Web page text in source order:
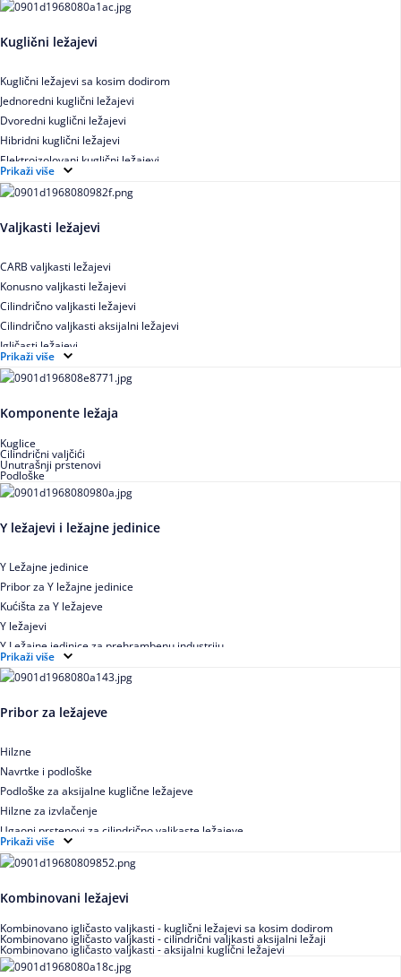
Kuglični ležajevi
Kuglični ležajevi sa kosim dodirom
Jednoredni kuglični ležajevi
Dvoredni kuglični ležajevi
Hibridni kuglični ležajevi
Elektroizolovani kuglični ležajevi
Samopodesivi kuglični ležajevi
Aksijalni kuglični ležajevi
Kuglični ležajevi od nerđajućeg čelika
Prikaži više
Valjkasti ležajevi
CARB valjkasti ležajevi
Konusno valjkasti ležajevi
Cilindrično valjkasti ležajevi
Cilindrično valjkasti aksijalni ležajevi
Igličasti ležajevi
Igličasti aksijalni ležajevi
Buričasti ležajevi
Buričasti zaptiveni ležajevi
Buričasti aksijalni ležajevi
Prikaži više
Komponente ležaja
Kuglice
Cilindrični valjčići
Unutrašnji prstenovi
Podloške
Y ležajevi i ležajne jedinice
Y Ležajne jedinice
Pribor za Y ležajne jedinice
Kućišta za Y ležajeve
Y ležajevi
Y Ležajne jedinice za prehrambenu industriju
Ležajne jedinice sa valjkastim ležajevima
Prikaži više
Pribor za ležajeve
Hilzne
Navrtke i podloške
Podloške za aksijalne kuglične ležajeve
Hilzne za izvlačenje
Ugaoni prstenovi za cilindrično valjkaste ležajeve
Prikaži više
Kombinovani ležajevi
Kombinovano igličasto valjkasti - kuglični ležajevi sa kosim dodirom
Kombinovano igličasto valjkasti - cilindrični valjkasti aksijalni ležaji
Kombinovano igličasto valjkasti - aksijalni kuglični ležajevi